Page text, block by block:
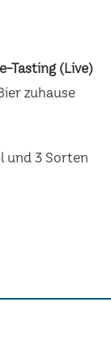
Tasting (Live)
zuhause
und 3 Sorten